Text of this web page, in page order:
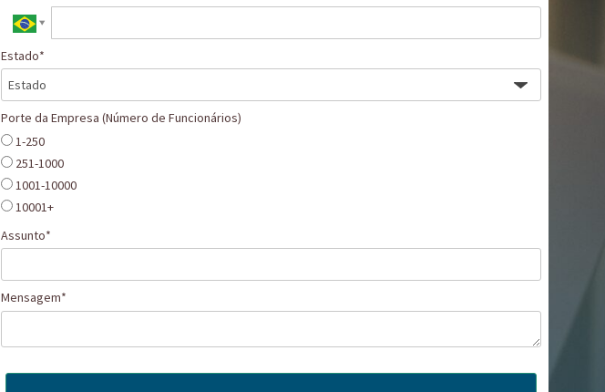
Estado*
Porte da Empresa (Número de Funcionários)
1-250
251-1000
1001-10000
10001+
Assunto*
Mensagem*